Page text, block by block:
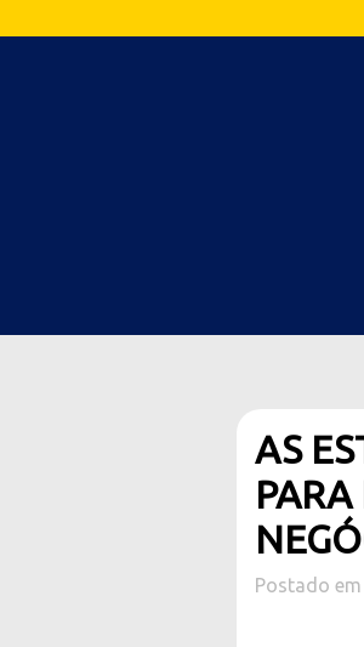
AS
Postado